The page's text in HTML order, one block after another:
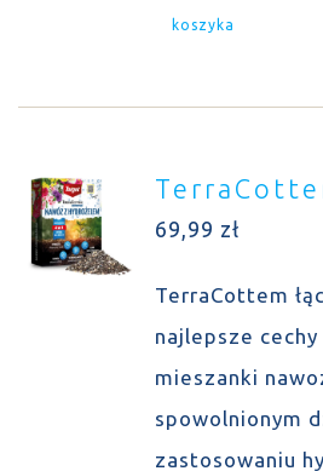
koszyka
69,99 zł
TerraCottem
najlepsze
mieszanki
spowolnionym
zastosowaniu